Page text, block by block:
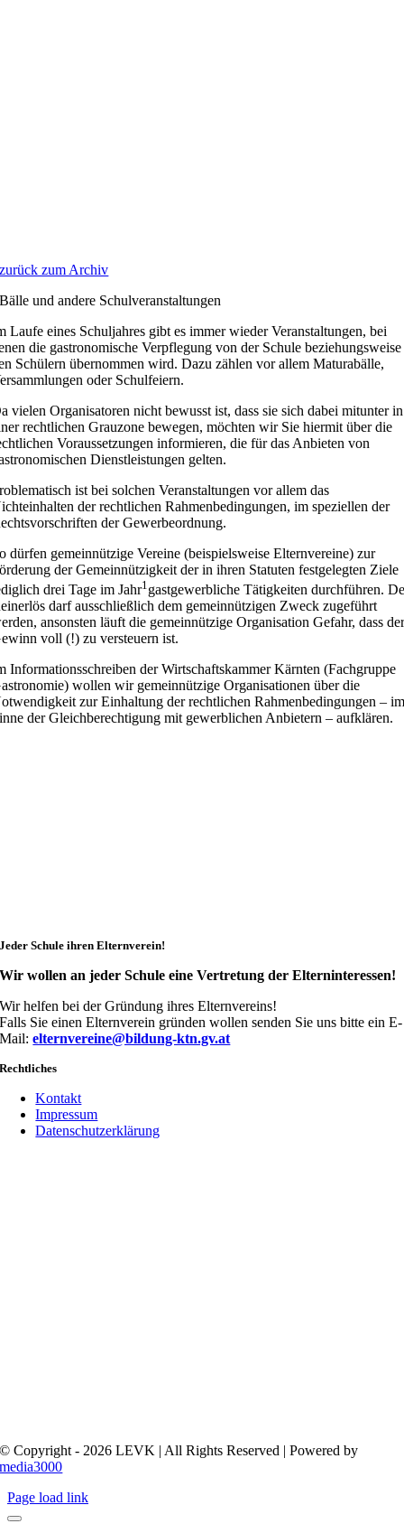
zurück zum Archiv
Bälle und andere Schulveranstaltungen
Laufe eines Schuljahres gibt es immer wieder Veranstaltungen, bei
die gastronomische Verpflegung von der Schule beziehungsweise
Schülern übernommen wird. Dazu zählen vor allem Maturabälle,
oder Schulfeiern.
vielen Organisatoren nicht bewusst ist, dass sie sich dabei mitunter in
rechtlichen Grauzone bewegen, möchten wir Sie hiermit über die
Voraussetzungen informieren, die für das Anbieten von
Dienstleistungen gelten.
ist bei solchen Veranstaltungen vor allem das
der rechtlichen Rahmenbedingungen, im speziellen der
der Gewerbeordnung.
dürfen gemeinnützige Vereine (beispielsweise Elternvereine) zur
der Gemeinnützigkeit der in ihren Statuten festgelegten Ziele
drei Tage im Jahr1gastgewerbliche Tätigkeiten durchführen.
darf ausschließlich dem gemeinnützigen Zweck zugeführt
ansonsten läuft die gemeinnützige Organisation Gefahr, dass
voll (!) zu versteuern ist.
Informationsschreiben der Wirtschaftskammer Kärnten (Fachgruppe
wollen wir gemeinnützige Organisationen über die
zur Einhaltung der rechtlichen Rahmenbedingungen –
der Gleichberechtigung mit gewerblichen Anbietern – aufklären.
Jeder Schule ihren Elternverein!
Wir wollen an jeder Schule eine Vertretung der Elterninteressen!
Wir helfen bei der Gründung ihres Elternvereins!
Falls Sie einen Elternverein gründen wollen senden Sie uns bitte ein E-
Mail:elternvereine@bildung-ktn.gv.at
Rechtliches
Kontakt
Impressum
Datenschutzerklärung
© Copyright - 2026 LEVK | All Rights Reserved | Powered by
media3000
Page load link